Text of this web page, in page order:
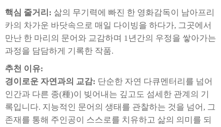
핵심 줄거리: 삶의 무기력에 빠진 한 영화감독이 남아프리
카의 차가운 바닷속으로 매일 다이빙을 하다가, 그곳에서
만난 한 마리의 문어와 교감하며 1년간의 우정을 쌓아가는
과정을 담담하게 기록한 작품.
추천 이유:
경이로운 자연과의 교감: 단순한 자연 다큐멘터리를 넘어
인간과 다른 종(種)이 빚어내는 깊고도 섬세한 관계의 기
록입니다. 지능적인 문어의 생태를 관찰하는 것을 넘어, 그
존재를 통해 주인공이 스스로를 치유하고 삶의 의미를 되